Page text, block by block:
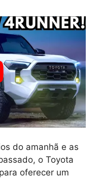
do amanhã e as
o Toyota
oferecer um